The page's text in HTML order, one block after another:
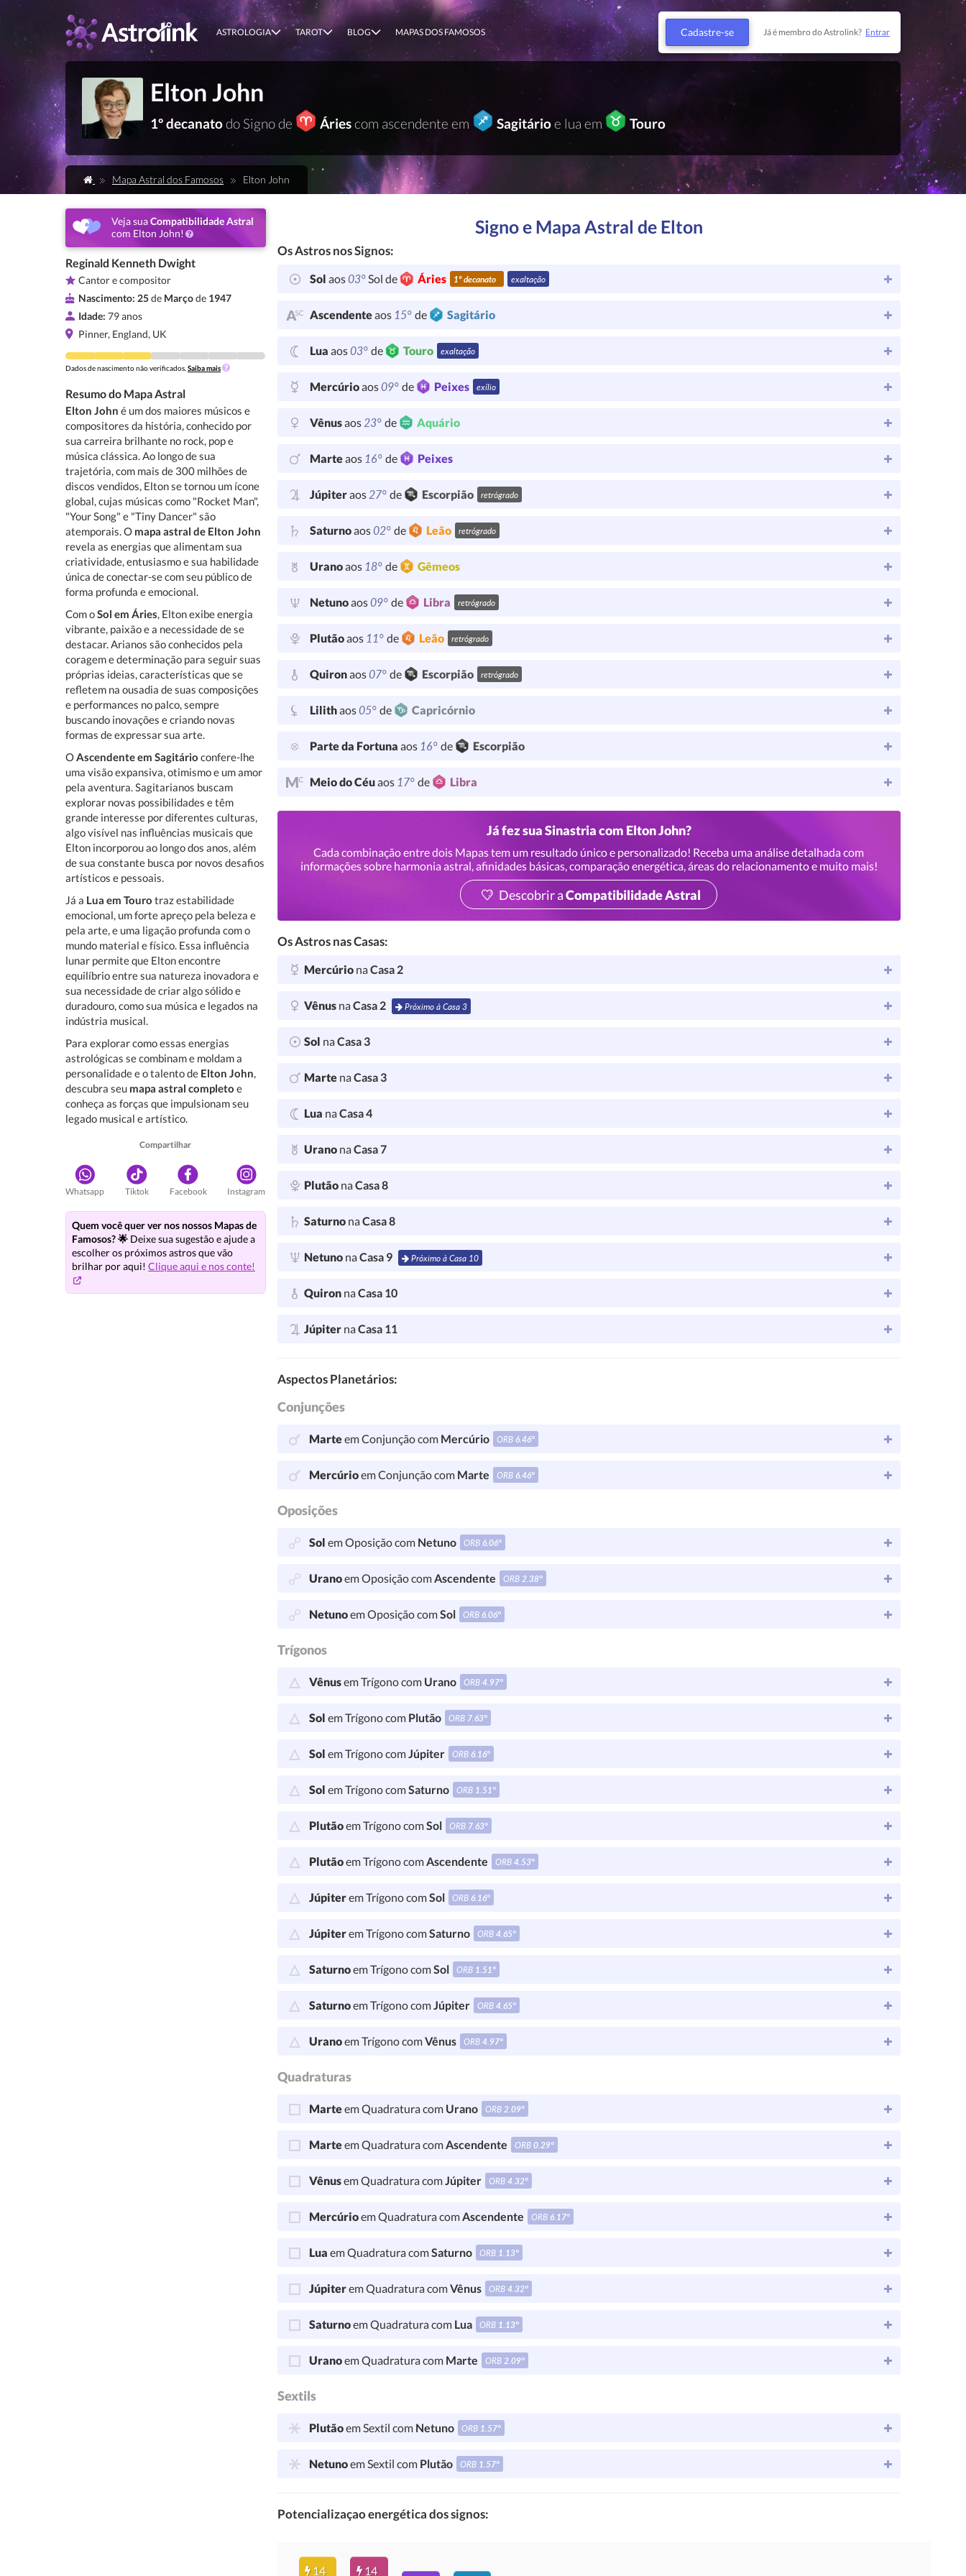
ASTROLOGIA TAROT BLOG MAPAS DOS FAMOSOS Cadastre-se Já é membro do Astrolink? Entrar
Elton John
1º decanatodo Signo de Áriescom ascendente em Sagitárioe lua em Touro
Mapa Astral dos Famosos Elton John
Veja suaCompatibilidade Astral
com Elton John!
Reginald Kenneth Dwight
Cantor e compositor
Nascimento: 25de Marçode 1947
Idade: 79 anos
Pinner, England, UK
Dados de nascimento não verificados. Saiba mais
Resumo do Mapa Astral
Elton John é um dos maiores músicos e
compositores da história, conhecido por
sua carreira brilhante no rock, pop e
música clássica. Ao longo de sua
trajetória, com mais de 300 milhões de
discos vendidos, Elton se tornou um ícone
global, cujas músicas como "Rocket Man",
"Your Song" e "Tiny Dancer" são
atemporais. O mapa astral de Elton John
revela as energias que alimentam sua
criatividade, entusiasmo e sua habilidade
única de conectar-se com seu público de
forma profunda e emocional.
Com oSol em Áries, Elton exibe energia
vibrante, paixão e a necessidade de se
destacar. Arianos são conhecidos pela
coragem e determinação para seguir suas
próprias ideias, características que se
refletem na ousadia de suas composições
e performances no palco, sempre
buscando inovações e criando novas
formas de expressar sua arte.
OAscendente em Sagitário confere-lhe
uma visão expansiva, otimismo e um amor
pela aventura. Sagitarianos buscam
explorar novas possibilidades e têm
grande interesse por diferentes culturas,
algo visível nas influências musicais que
Elton incorporou ao longo dos anos, além
de sua constante busca por novos desafios
artísticos e pessoais.
Já a Lua em Touro traz estabilidade
emocional, um forte apreço pela beleza e
pela arte, e uma ligação profunda com o
mundo material e físico. Essa influência
lunar permite que Elton encontre
equilíbrio entre sua natureza inovadora e
sua necessidade de criar algo sólido e
duradouro, como sua música e legados na
indústria musical.
Para explorar como essas energias
astrológicas se combinam e moldam a
personalidade e o talento de Elton John,
descubra seu mapa astral completo e
conheça as forças que impulsionam seu
legado musical e artístico.
Compartilhar
Whatsapp Tiktok Facebook Instagram
Quem você quer ver nos nossos Mapas de
Famosos? 🌟 Deixe sua sugestão e ajude a
escolher os próximos astros que vão
brilhar por aqui! Clique aqui e nos conte!
Signo e Mapa Astral de Elton
Os Astros nos Signos:
Sol aos03°Sol de Áries 1º decanato exaltação
Ascendenteaos 15° de Sagitário
Lua aos03° de Touro exaltação
Mercúrioaos09° de Peixes exílio
Vênusaos23° de Aquário
Marteaos 16° de Peixes
Júpiteraos27° de Escorpião retrógrado
Saturnoaos02° de Leão retrógrado
Uranoaos 18° de Gêmeos
Netunoaos09° de Libra retrógrado
Plutãoaos 11° de Leão retrógrado
Quironaos07° de Escorpião retrógrado
Lilithaos05° de Capricórnio
Parte da Fortuna aos 16° de Escorpião
Meio do Céuaos 17° de Libra
Já fez sua Sinastria com Elton John?
Cada combinação entre dois Mapas tem um resultado único e personalizado! Receba uma análise detalhada com
informações sobre harmonia astral, afinidades básicas, comparação energética, áreas do relacionamento e muito mais!
Descobrir aCompatibilidade Astral
Os Astros nas Casas:
Mercúrio naCasa 2
Vênus naCasa 2 Próximo à Casa 3
Sol naCasa 3
Marte naCasa 3
Lua naCasa 4
Urano naCasa 7
Plutão naCasa 8
Saturno naCasa 8
Netuno naCasa 9 Próximo à Casa 10
Quiron naCasa 10
Júpiter naCasa 11
Aspectos Planetários:
Conjunções
Marteem Conjunção com Mercúrio ORB6.46°
Mercúrioem Conjunção com Marte ORB6.46°
Oposições
Sol em Oposição com Netuno ORB6.06°
Uranoem Oposição comAscendente ORB2.38°
Netunoem Oposição comSol ORB6.06°
Trígonos
Vênusem Trígono com Urano ORB4.97°
Sol em Trígono com Plutão ORB 7.63°
Sol em Trígono comJúpiter ORB6.16°
Sol em Trígono comSaturno ORB 1.51°
Plutãoem Trígono comSol ORB 7.63°
Plutãoem Trígono comAscendente ORB4.53°
Júpiterem Trígono comSol ORB6.16°
Júpiterem Trígono comSaturno ORB4.65°
Saturnoem Trígono comSol ORB 1.51°
Saturnoem Trígono comJúpiter ORB4.65°
Uranoem Trígono comVênus ORB4.97°
Quadraturas
Marteem Quadratura com Urano ORB2.09°
Marteem Quadratura comAscendente ORB0.29°
Vênusem Quadratura comJúpiter ORB4.32°
Mercúrioem Quadratura comAscendente ORB6.17°
Lua em Quadratura comSaturno ORB 1.13°
Júpiterem Quadratura comVênus ORB4.32°
Saturnoem Quadratura com Lua ORB 1.13°
Uranoem Quadratura com Marte ORB2.09°
Sextils
Plutãoem Sextil com Netuno ORB 1.57°
Netunoem Sextil com Plutão ORB 1.57°
Potencializaçao energética dos signos:
14 14